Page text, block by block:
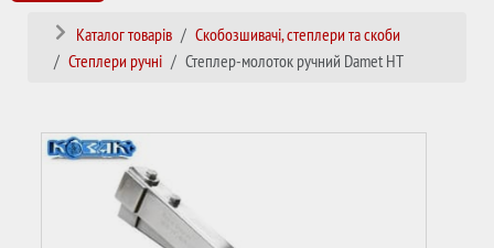
Каталог товарів
Скобозшивачі, степлери та скоби
Степлери ручні
Степлер-молоток ручний Damet HT